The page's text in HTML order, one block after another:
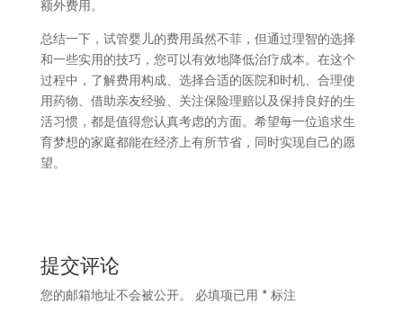
额外费用。
总结一下，试管婴儿的费用虽然不菲，但通过理智的选择
和一些实用的技巧，您可以有效地降低治疗成本。在这个
过程中，了解费用构成、选择合适的医院和时机、合理使
用药物、借助亲友经验、关注保险理赔以及保持良好的生
活习惯，都是值得您认真考虑的方面。希望每一位追求生
育梦想的家庭都能在经济上有所节省，同时实现自己的愿
望。
提交评论
您的邮箱地址不会被公开。 必填项已用 *标注